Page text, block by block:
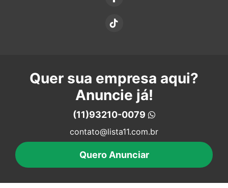
Quer sua empresa aqui?
Anuncie já!
(11)93210-0079
contato@lista11.com.br
Quero Anunciar